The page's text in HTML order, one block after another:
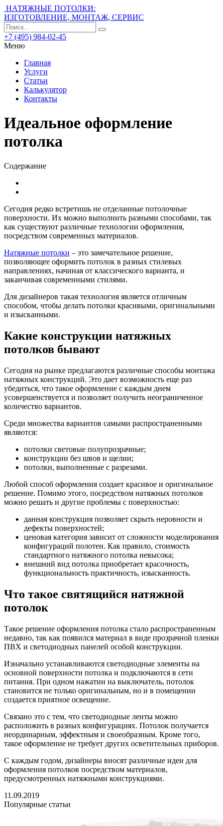
НАТЯЖНЫЕ ПОТОЛКИ:
ИЗГОТОВЛЕНИЕ, МОНТАЖ, СЕРВИС
+7 (495) 984-02-45
Меню
Главная
Услуги
Статьи
Калькулятор
Контакты
Идеальное оформление
потолка
Содержание
Сегодня редко встретишь не отделанные потолочные
поверхности. Их можно выполнить разными способами, так
как существуют различные технологии оформления,
посредством современных материалов.
Натяжные потолки – это замечательное решение,
позволяющее оформить потолок в разных стилевых
направлениях, начиная от классического варианта, и
заканчивая современными стилями.
Для дизайнеров такая технология является отличным
способом, чтобы делать потолки красивыми, оригинальными
и изысканными.
Какие конструкции натяжных
потолков бывают
Сегодня на рынке предлагаются различные способы монтажа
натяжных конструкций. Это дает возможность еще раз
убедиться, что такое оформление с каждым днем
усовершенствуется и позволяет получить неограниченное
количество вариантов.
Среди множества вариантов самыми распространенными
являются:
потолки световые полупрозрачные;
конструкции без швов и щелин;
потолки, выполненные с разрезами.
Любой способ оформления создает красивое и оригинальное
решение. Помимо этого, посредством натяжных потолков
можно решать и другие проблемы с поверхностью:
данная конструкция позволяет скрыть неровности и
дефекты поверхностей;
ценовая категория зависит от сложности моделирования
конфигураций полотен. Как правило, стоимость
стандартного натяжного потолка невысока;
внешний вид потолка приобретает красочность,
функциональность практичность, изысканность.
Что такое святящийся натяжной
потолок
Такое решение оформления потолка стало распространенным
недавно, так как появился материал в виде прозрачной пленки
ПВХ и светодиодных панелей особой конструкции.
Изначально устанавливаются светодиодные элементы на
основной поверхности потолка и подключаются в сети
питания. При одном нажатии на выключатель, потолок
становится не только оригинальным, но и в помещении
создается приятное освещение.
Связано это с тем, что светодиодные ленты можно
расположить в разных конфигурациях. Потолок получается
неординарным, эффектным и своеобразным. Кроме того,
такое оформление не требует других осветительных приборов.
С каждым годом, дизайнеры вносят различные идеи для
оформления потолков посредством материалов,
предусмотренных натяжными конструкциями.
11.09.2019
Популярные статьи